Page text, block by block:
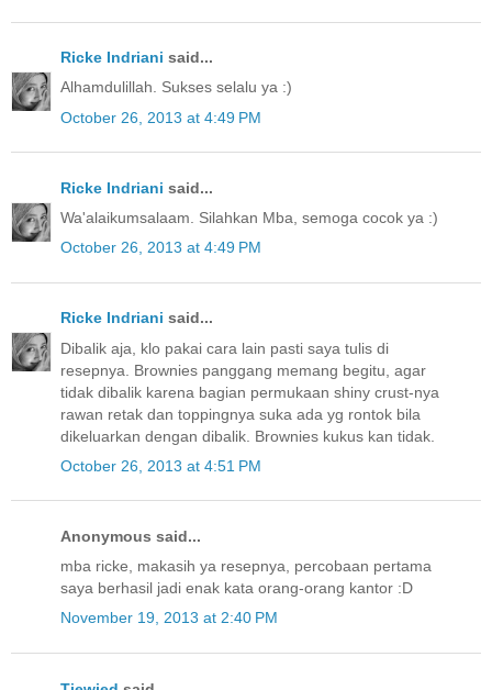
Ricke Indriani said...
Alhamdulillah. Sukses selalu ya :)
October 26, 2013 at 4:49 PM
Ricke Indriani said...
Wa'alaikumsalaam. Silahkan Mba, semoga cocok ya :)
October 26, 2013 at 4:49 PM
Ricke Indriani said...
Dibalik aja, klo pakai cara lain pasti saya tulis di
resepnya. Brownies panggang memang begitu, agar
tidak dibalik karena bagian permukaan shiny crust-nya
rawan retak dan toppingnya suka ada yg rontok bila
dikeluarkan dengan dibalik. Brownies kukus kan tidak.
October 26, 2013 at 4:51 PM
Anonymous said...
mba ricke, makasih ya resepnya, percobaan pertama
saya berhasil jadi enak kata orang-orang kantor :D
November 19, 2013 at 2:40 PM